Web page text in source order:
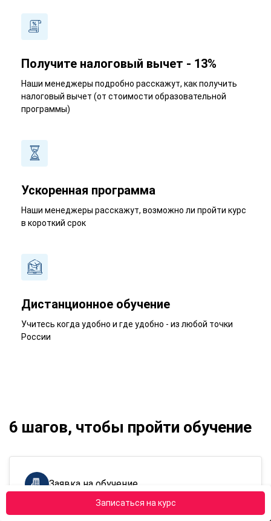
Записаться на курс
Получите налоговый вычет - 13%
Наши менеджеры подробно расскажут, как получить
налоговый вычет (от стоимости образовательной
программы)
Ускоренная программа
Наши менеджеры расскажут, возможно ли пройти курс
в короткий срок
Дистанционное обучение
Учитесь когда удобно и где удобно - из любой точки
России
6 шагов, чтобы пройти обучение
Заявка на обучение
По номеру телефона8 (800) 301-78-62